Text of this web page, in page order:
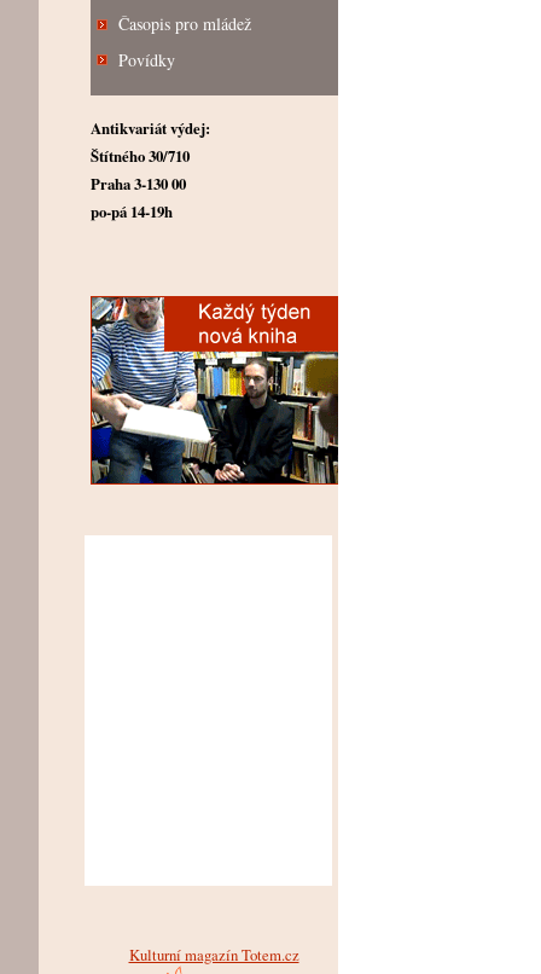
Časopis pro mládež
Povídky
Antikvariát výdej:
Štítného 30/710
Praha 3-130 00
po-pá 14-19h
Kulturní magazín Totem.cz